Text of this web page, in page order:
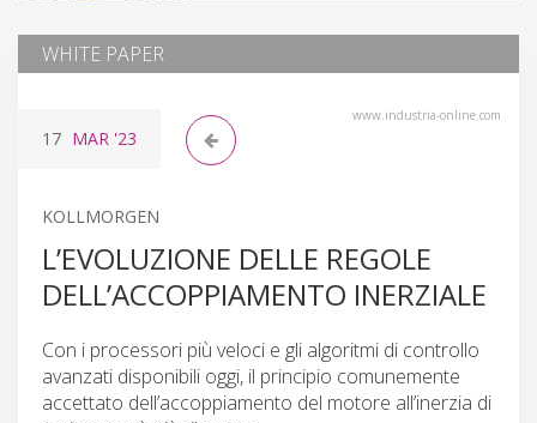
WHITE PAPER
www.industria-online.com
17 MAR '23
KOLLMORGEN
L’EVOLUZIONE DELLE REGOLE
DELL’ACCOPPIAMENTO INERZIALE
Con i processori più veloci e gli algoritmi di controllo
avanzati disponibili oggi, il principio comunemente
accettato dell’accoppiamento del motore all’inerzia di